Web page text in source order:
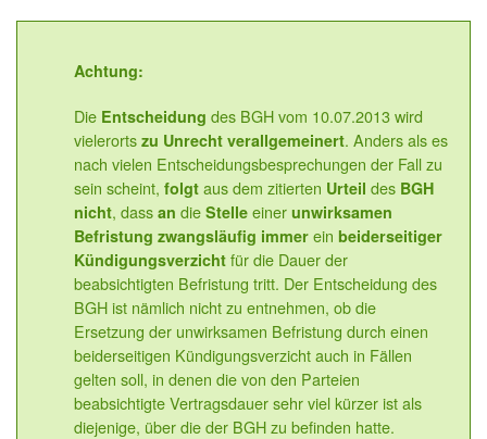
Achtung:
Die Entscheidung des BGH vom 10.07.2013 wird
vielerorts zu Unrecht verallgemeinert. Anders als es
nach vielen Entscheidungsbesprechungen der Fall zu
sein scheint, folgt aus dem zitierten Urteil des BGH
nicht, dass an die Stelle einer unwirksamen
Befristung zwangsläufig immer ein beiderseitiger
Kündigungsverzicht für die Dauer der
beabsichtigten Befristung tritt. Der Entscheidung des
BGH ist nämlich nicht zu entnehmen, ob die
Ersetzung der unwirksamen Befristung durch einen
beiderseitigen Kündigungsverzicht auch in Fällen
gelten soll, in denen die von den Parteien
beabsichtigte Vertragsdauer sehr viel kürzer ist als
diejenige, über die der BGH zu befinden hatte.